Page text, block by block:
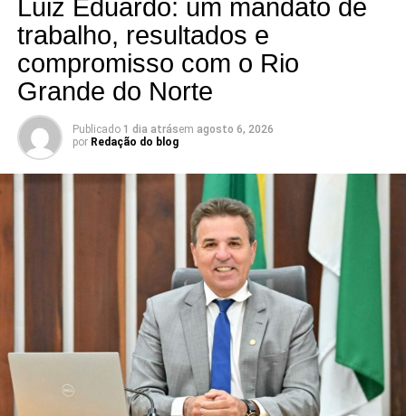
bastidores viram informação.
📅 Estreia: 7 de agosto
📻 104 FM do Assú
🕢 Toda sexta-feira, das 7h30 às 8h30 da manhã.
Luiz Eduardo: um mandato de
trabalho, resultados e
compromisso com o Rio
Grande do Norte
Publicado 1 dia atrásem agosto 6, 2026
por Redação do blog